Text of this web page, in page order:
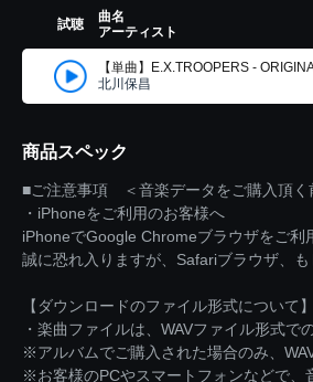
試聴
曲名
アーティスト
【単曲】E.X.TROOPERS -
北川保昌
商品スペック
■ご注意事項 ＜音楽データをご購入頂く
・iPhoneをご利用のお客様へ
iPhoneでGoogle Chromeブラウザをご利
誠に恐れ入りますが、Safariブラウザ、
【ダウンロードのファイル形式について】
・楽曲ファイルは、WAVファイル形式で
※アルバムでご購入された場合のみ、
※お客様のPCやスマートフォンなどで、